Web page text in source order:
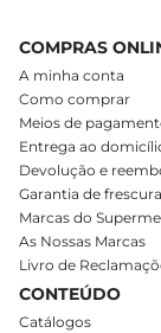
COMPRAS
A minha conta
Como comprar
Meios de
Entrega ao
Devolução e
Garantia de frescura
Marcas do
As Nossas Marcas
Livro de
CONTEÚDO
Catálogos